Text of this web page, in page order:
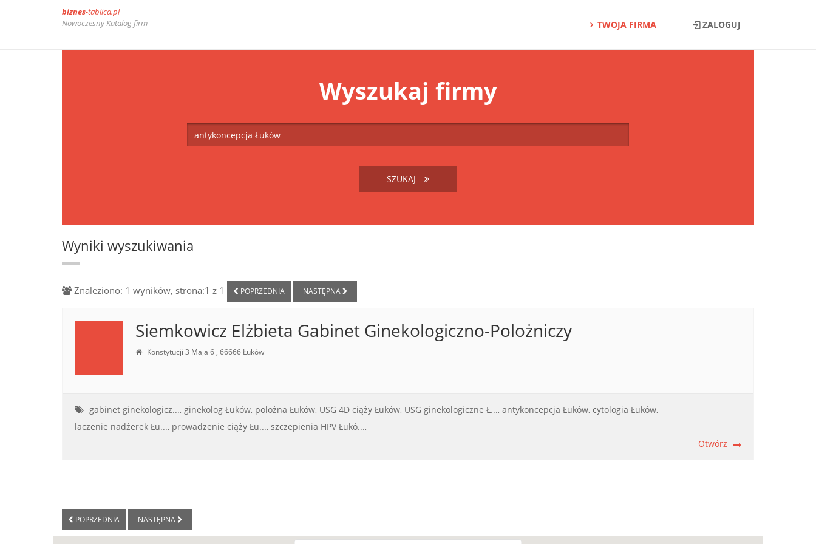
biznes-tablica.pl
Nowoczesny Katalog firm
TWOJA FIRMA ZALOGUJ
Wyszukaj firmy
SZUKAJ
Wyniki wyszukiwania
Znaleziono: 1 wyników, strona:1 z 1 POPRZEDNIA NASTĘPNA
Siemkowicz Elżbieta Gabinet Ginekologiczno-Polożniczy
Konstytucji 3 Maja 6 , 66666 Łuków
gabinet ginekologicz..., ginekolog Łuków, polożna Łuków, USG 4D ciąży Łuków, USG ginekologiczne Ł..., antykoncepcja Łuków, cytologia Łuków,
laczenie nadżerek Łu..., prowadzenie ciąży Łu..., szczepienia HPV Łukó...,
Otwórz
POPRZEDNIA NASTĘPNA